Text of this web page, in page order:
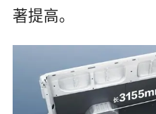
著提高。